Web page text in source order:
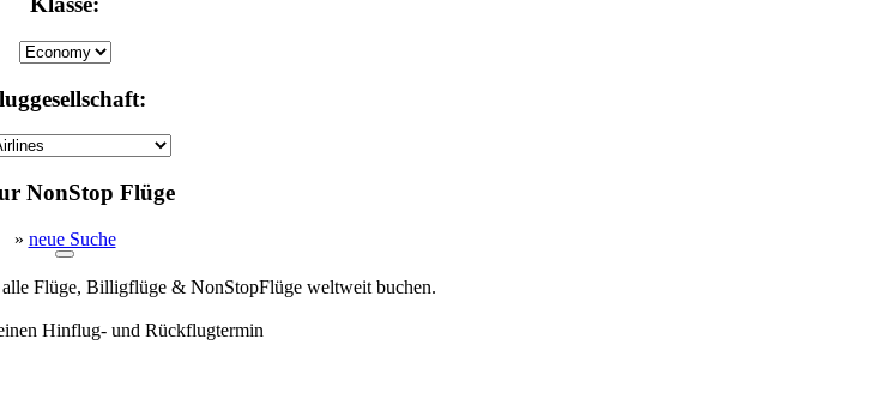
NonStop Flüge
» neue Suche
Flüge, Billigflüge & NonStopFlüge weltweit buchen.
Hinflug- und Rückflugtermin